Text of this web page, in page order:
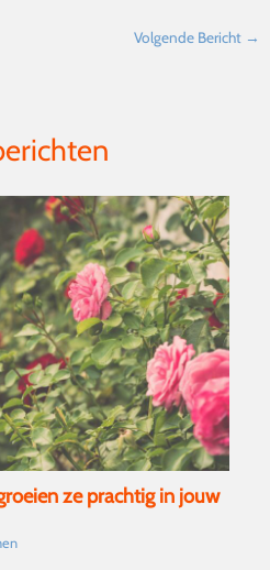
Volgende Bericht →
ze prachtig in jouw